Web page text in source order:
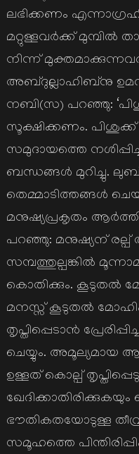
ലഭിക്കണം
മറ്റുള്ളവര്‍ക്ക് മുമ്പില്‍
നിന്ന്
അബ്ദുല്ലാഹിബ്നു
നബി(സ) പറഞ്ഞു:
സൂക്ഷിക്കണം. പിശുക്ക്
സമുദായത്തെ
ബന്ധങ്ങള്‍ മുറിച്ചു.
തെമ്മാടിത്തങ്ങള്‍
മനുഷ്യപ്രകൃതം
പറഞ്ഞു: മനുഷ്യന് രല്പ്
സമ്പത്തുല്പങ്കില്‍
കൊതിക്കും. കൂടുതല്‍
മനസ്സ് കൂടുതല്‍
തൃപ്തിപ്പെടാന്‍
ചെയ്യും. അമൂല്യമായ
ഉള്ളത് കൊല്പ്
ഭൗതികതയോടുള്ള
സമൂഹത്തെ